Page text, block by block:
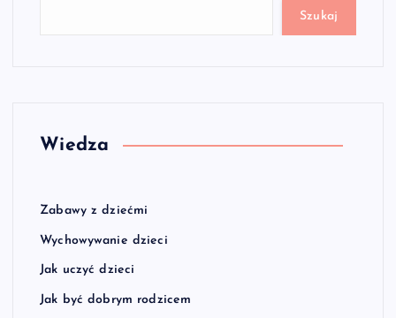
Szukaj
Wiedza
Zabawy z dziećmi
Wychowywanie dzieci
Jak uczyć dzieci
Jak być dobrym rodzicem